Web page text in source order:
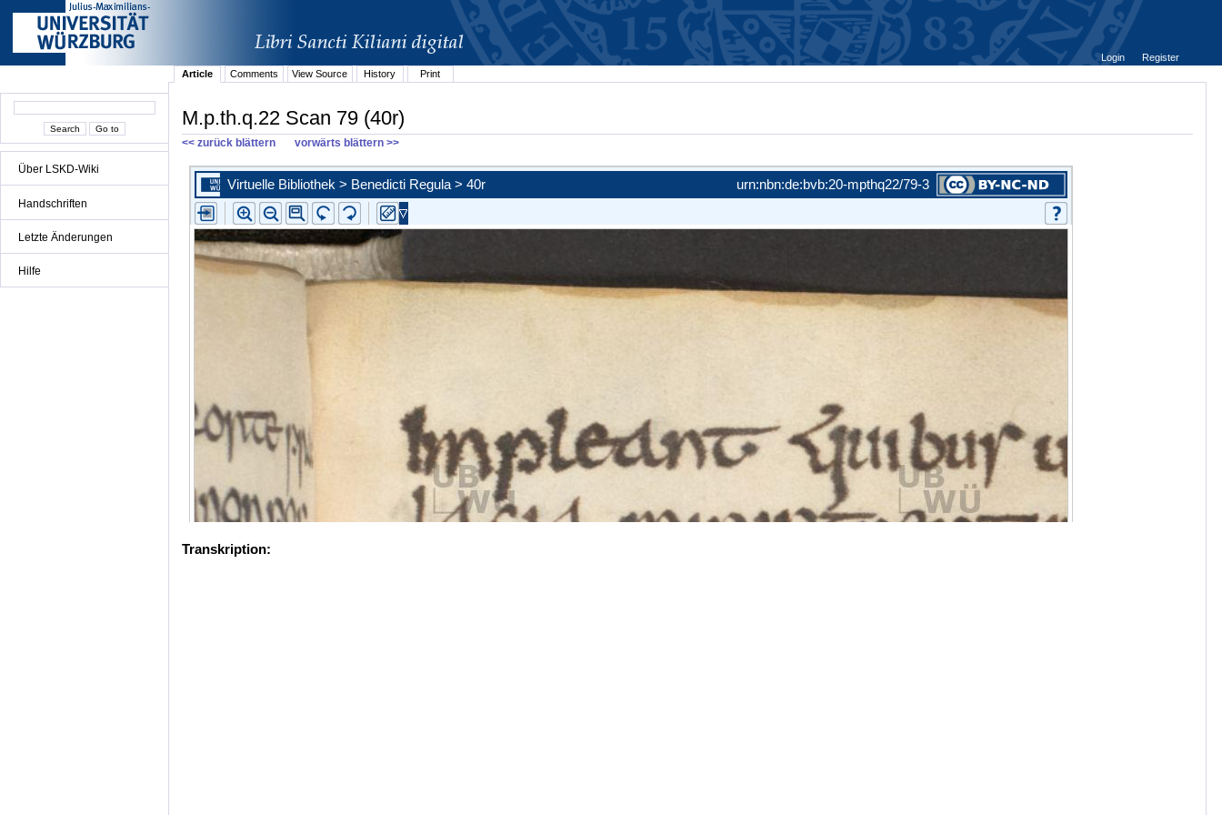
Über LSKD-Wiki
Handschriften
Letzte Änderungen
Hilfe
Login
Register
Article
Comments View Source History Print
M.p.th.q.22 Scan 79 (40r)
<< zurück blättern vorwärts blättern >>
Transkription: